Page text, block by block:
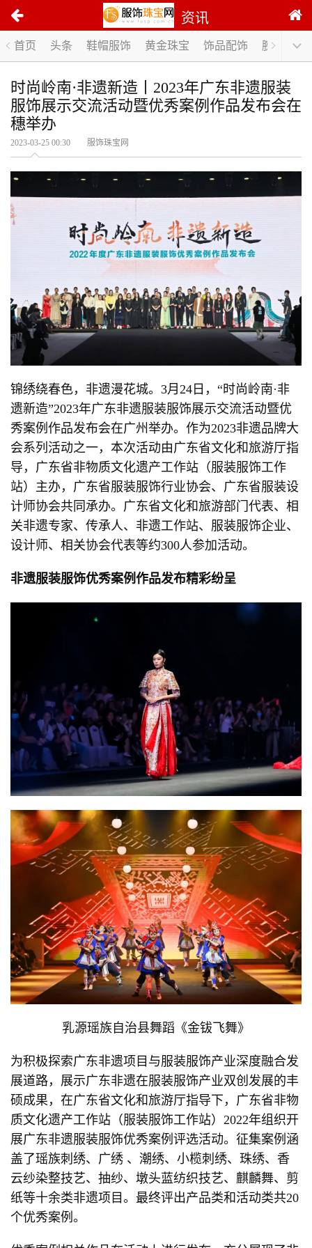
资讯
首页 头条 鞋帽服饰 黄金珠宝 饰品配饰 腕表手表
时尚岭南·非遗新造丨2023年广东非遗服装
服饰展示交流活动暨优秀案例作品发布会在
穗举办
2023-03-25 00:30 服饰珠宝网
锦绣绕春色，非遗漫花城。3月24日，“时尚岭南·非
遗新造”2023年广东非遗服装服饰展示交流活动暨优
秀案例作品发布会在广州举办。作为2023非遗品牌大
会系列活动之一，本次活动由广东省文化和旅游厅指
导，广东省非物质文化遗产工作站（服装服饰工作
站）主办，广东省服装服饰行业协会、广东省服装设
计师协会共同承办。广东省文化和旅游部门代表、相
关非遗专家、传承人、非遗工作站、服装服饰企业、
设计师、相关协会代表等约300人参加活动。
非遗服装服饰优秀案例作品发布精彩纷呈
乳源瑶族自治县舞蹈《金钹飞舞》
为积极探索广东非遗项目与服装服饰产业深度融合发
展道路，展示广东非遗在服装服饰产业双创发展的丰
硕成果，在广东省文化和旅游厅指导下，广东省非物
质文化遗产工作站（服装服饰工作站）2022年组织开
展广东非遗服装服饰优秀案例评选活动。征集案例涵
盖了瑶族刺绣、广绣 、潮绣、小榄刺绣、珠绣、香
云纱染整技艺、抽纱、墩头蓝纺织技艺、麒麟舞、剪
纸等十余类非遗项目。最终评出产品类和活动类共20
个优秀案例。